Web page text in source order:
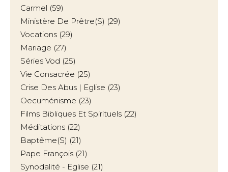
Carmel (59)
Ministère De Prêtre(s) (29)
Vocations (29)
Mariage (27)
Séries Vod (25)
Vie Consacrée (25)
Crise Des Abus | Eglise (23)
Oecuménisme (23)
Films Bibliques Et Spirituels (22)
Méditations (22)
Baptême(s) (21)
Pape François (21)
Synodalité - Eglise (21)